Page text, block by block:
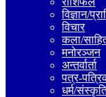
विज्ञान/
विचार
कला/
मनोरञ्जन
अन्तर्वार्ता
पत्र-
धर्म/